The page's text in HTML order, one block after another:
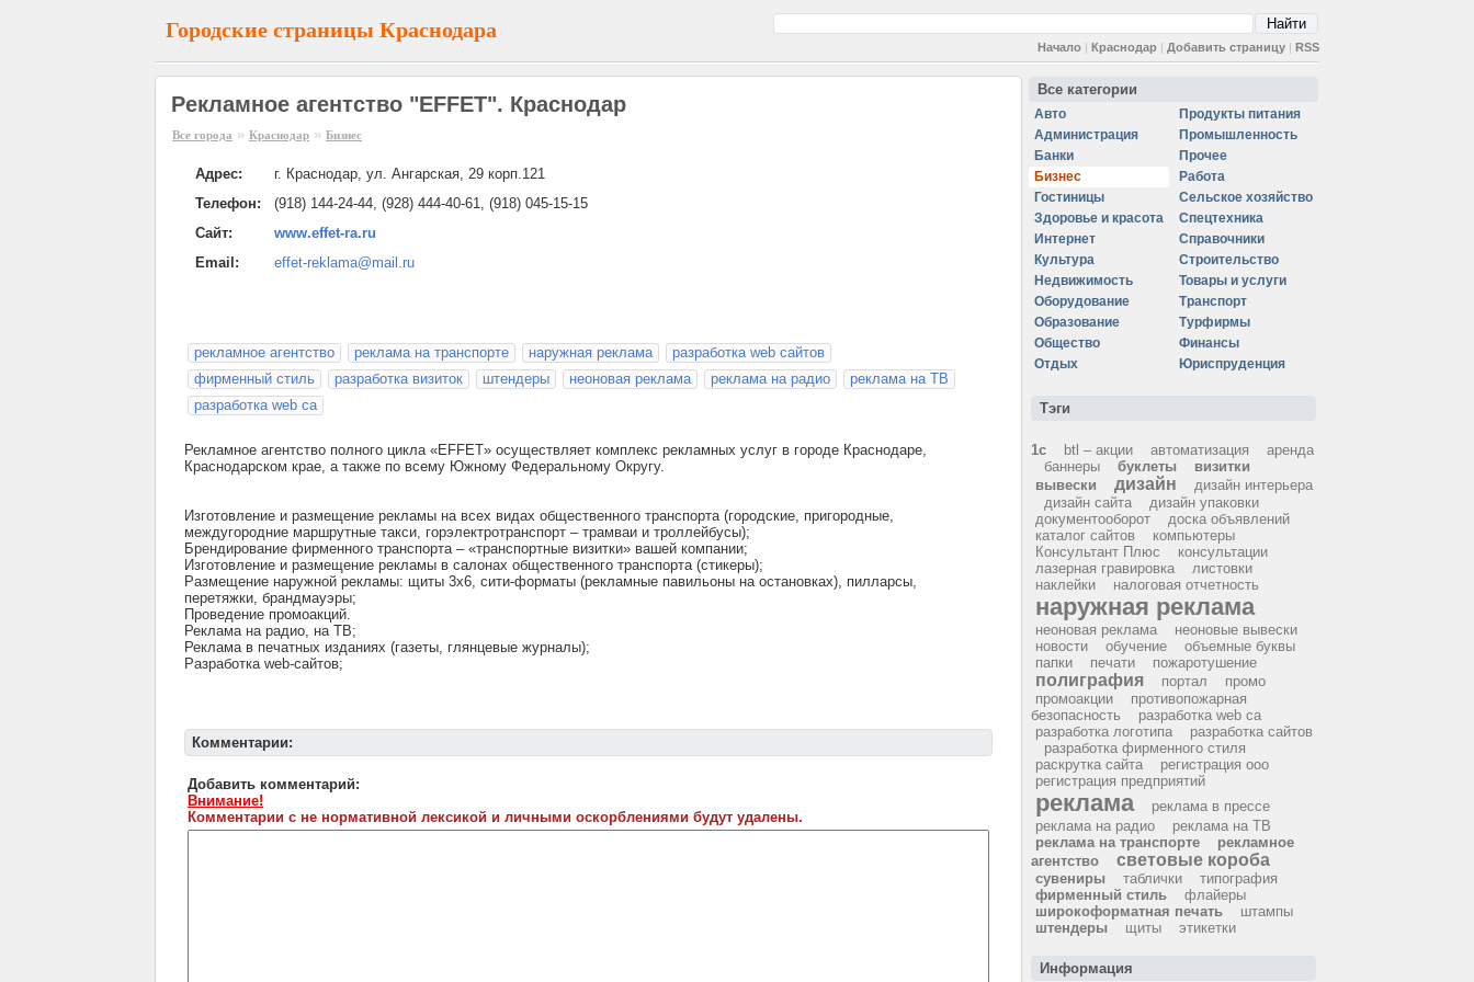
Городские страницы Краснодара
Начало | Краснодар | Добавить страницу | RSS
Рекламное агентство "EFFET". Краснодар
Все города » Краснодар » Бизнес
Адрес:
г. Краснодар, ул. Ангарская, 29 корп.121
Телефон:
(918) 144-24-44, (928) 444-40-61, (918) 045-15-15
Сайт:
www.effet-ra.ru
Email:
effet-reklama@mail.ru
рекламное агентство реклама на транспорте наружная реклама
разработка web сайтов
фирменный стиль
разработка визиток штендеры неоновая реклама реклама на радио
реклама на ТВ
разработка web са
Рекламное агентство полного цикла «EFFET» осуществляет комплекс рекламных услуг в городе Краснодаре,
Краснодарском крае, а также по всему Южному Федеральному Округу.
Изготовление и размещение рекламы на всех видах общественного транспорта (городские, пригородные,
междугородние маршрутные такси, горэлектротранспорт – трамваи и троллейбусы);
Брендирование фирменного транспорта – «транспортные визитки» вашей компании;
Изготовление и размещение рекламы в салонах общественного транспорта (стикеры);
Размещение наружной рекламы: щиты 3х6, сити-форматы (рекламные павильоны на остановках), пилларсы,
перетяжки, брандмауэры;
Проведение промоакций.
Реклама на радио, на ТВ;
Реклама в печатных изданиях (газеты, глянцевые журналы);
Разработка web-сайтов;
Комментарии:
Добавить комментарий:
Внимание!
Комментарии с не нормативной лексикой и личными оскорблениями будут удалены.
Все категории
Авто
Администрация
Банки
Бизнес
Гостиницы
Здоровье и красота
Интернет
Культура
Недвижимость
Оборудование
Образование
Общество
Отдых
Продукты питания
Промышленность
Прочее
Работа
Сельское хозяйство
Спецтехника
Справочники
Строительство
Товары и услуги
Транспорт
Турфирмы
Финансы
Юриспруденция
Тэги
1с btl – акции автоматизация
аренда
баннеры
буклеты
визитки
вывески
дизайн
дизайн интерьера
дизайн сайта
дизайн упаковки
документооборот
доска объявлений
каталог сайтов
компьютеры
Консультант Плюс
консультации
лазерная гравировка
листовки
наклейки
налоговая отчетность
наружная реклама
неоновая реклама
неоновые вывески
новости
обучение
объемные буквы
папки
печати пожаротушение
полиграфия портал
промо
промоакции
противопожарная
безопасность
разработка web са
разработка логотипа
разработка сайтов
разработка фирменного стиля
раскрутка сайта
регистрация ооо
регистрация предприятий
реклама
реклама в прессе
реклама на радио
реклама на ТВ
реклама на транспорте
рекламное
агентство
световые короба
сувениры таблички
типография
фирменный стиль
флайеры
широкоформатная печать
штампы
штендеры
щиты этикетки
Информация